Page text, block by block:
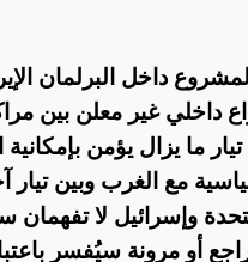
داخل البرلمان
غير معلن بين
ما يزال يؤمن
مع الغرب وبين تيار
وإسرائيل لا تفهمان
أو مرونة سيُفسر